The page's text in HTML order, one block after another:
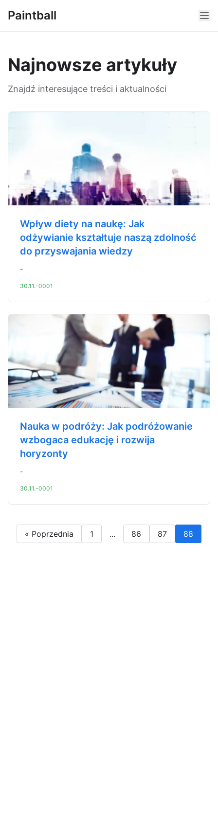
Paintball
Najnowsze artykuły
Znajdź interesujące treści i aktualności
Wpływ diety na naukę: Jak
odżywianie kształtuje naszą zdolność
do przyswajania wiedzy
-
30.11.-0001
Nauka w podróży: Jak podróżowanie
wzbogaca edukację i rozwija
horyzonty
-
30.11.-0001
« Poprzednia 1 ... 86 87 88